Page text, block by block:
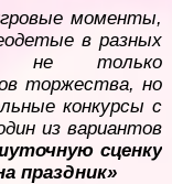
моменты,
в разных
не только
торжества, но
конкурсы с
из вариантов
сценку
праздник»